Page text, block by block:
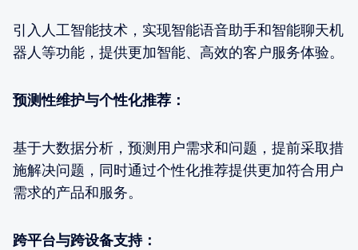
引入人工智能技术，实现智能语音助手和智能聊天机
器人等功能，提供更加智能、高效的客户服务体验。
预测性维护与个性化推荐：
基于大数据分析，预测用户需求和问题，提前采取措
施解决问题，同时通过个性化推荐提供更加符合用户
需求的产品和服务。
跨平台与跨设备支持：